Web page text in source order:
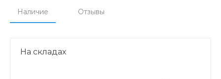
Наличие Отзывы
На складах